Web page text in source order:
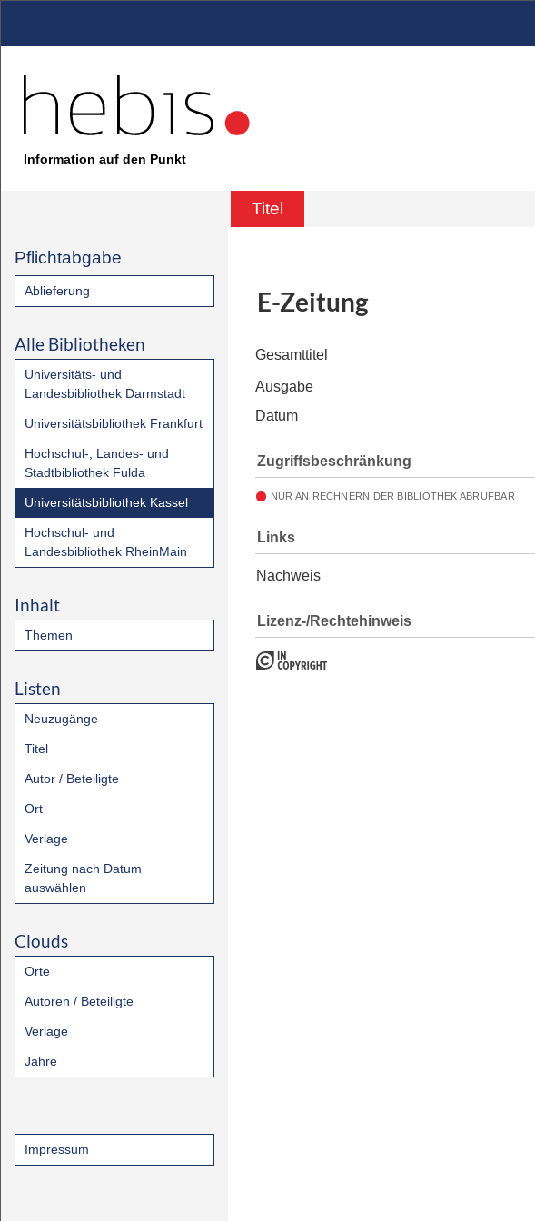
Information auf den Punkt
Titel
Pflichtabgabe
Ablieferung
Alle Bibliotheken
Universitäts- und
Landesbibliothek Darmstadt
Universitätsbibliothek Frankfurt
Hochschul-, Landes- und
Stadtbibliothek Fulda
Universitätsbibliothek Kassel
Hochschul- und
Landesbibliothek RheinMain
Inhalt
Themen
Listen
Neuzugänge
Titel
Autor / Beteiligte
Ort
Verlage
Zeitung nach Datum
auswählen
Clouds
Orte
Autoren / Beteiligte
Verlage
Jahre
Impressum
E-Zeitung
Gesamttitel
Ausgabe
Datum
Zugriffsbeschränkung
NUR AN RECHNERN DER BIBLIOTHEK ABRUFBAR
Links
Nachweis
Lizenz-/Rechtehinweis